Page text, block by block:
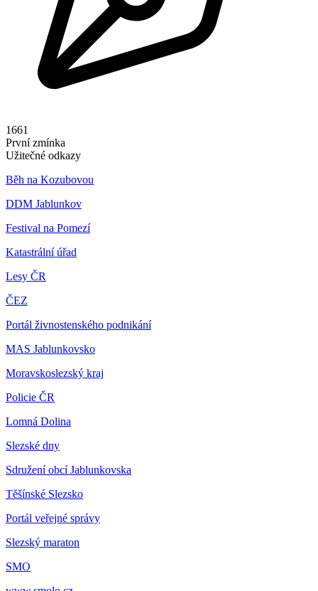
1661
První zmínka
Užitečné odkazy
Běh na Kozubovou
DDM Jablunkov
Festival na Pomezí
Katastrální úřad
Lesy ČR
ČEZ
Portál živnostenského podnikání
MAS Jablunkovsko
Moravskoslezský kraj
Policie ČR
Lomná Dolina
Slezské dny
Sdružení obcí Jablunkovska
Těšínské Slezsko
Portál veřejné správy
Slezský maraton
SMO